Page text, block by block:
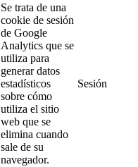
Se trata de una
cookie de sesión
de Google
Analytics que se
utiliza para
generar datos
estadísticos
sobre cómo
utiliza el sitio
web que se
elimina cuando
sale de su
navegador.
Sesión